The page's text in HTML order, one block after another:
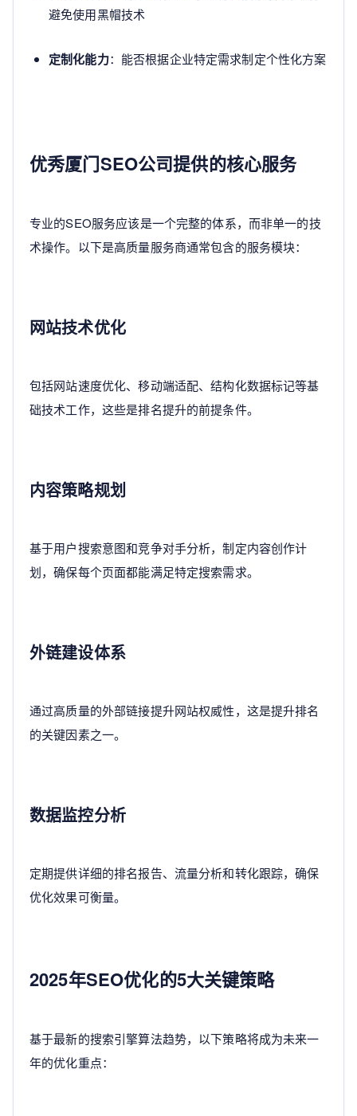
避免使用黑帽技术
定制化能力：能否根据企业特定需求制定个性化方案
优秀厦门SEO公司提供的核心服务
专业的SEO服务应该是一个完整的体系，而非单一的技
术操作。以下是高质量服务商通常包含的服务模块：
网站技术优化
包括网站速度优化、移动端适配、结构化数据标记等基
础技术工作，这些是排名提升的前提条件。
内容策略规划
基于用户搜索意图和竞争对手分析，制定内容创作计
划，确保每个页面都能满足特定搜索需求。
外链建设体系
通过高质量的外部链接提升网站权威性，这是提升排名
的关键因素之一。
数据监控分析
定期提供详细的排名报告、流量分析和转化跟踪，确保
优化效果可衡量。
2025年SEO优化的5大关键策略
基于最新的搜索引擎算法趋势，以下策略将成为未来一
年的优化重点：